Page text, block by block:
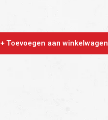
+ Toevoegen aan winkelwagen